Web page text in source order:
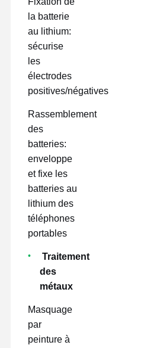
la batterie
au lithium:
sécurise
les
électrodes
positives/négatives
Rassemblement
des
batteries:
enveloppe
et fixe les
batteries au
lithium des
téléphones
portables
Traitement
des
métaux
Masquage
par
peinture à